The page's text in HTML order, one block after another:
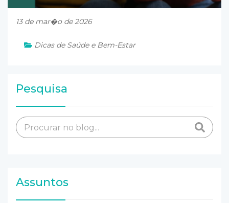
13 de mar�o de 2026
Dicas de Saúde e Bem-Estar
Pesquisa
Assuntos